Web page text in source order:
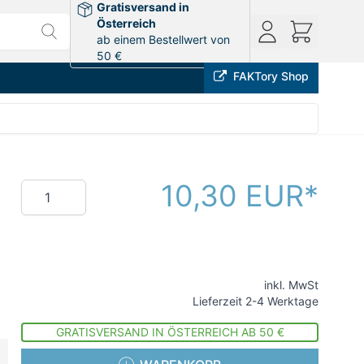
Gratisversand in
Österreich
ab einem Bestellwert von
50 €
FAKTory Shop
Menge 10,30 EUR
inkl. MwSt
Lieferzeit 2-4 Werktage
GRATISVERSAND IN ÖSTERREICH AB 50 €